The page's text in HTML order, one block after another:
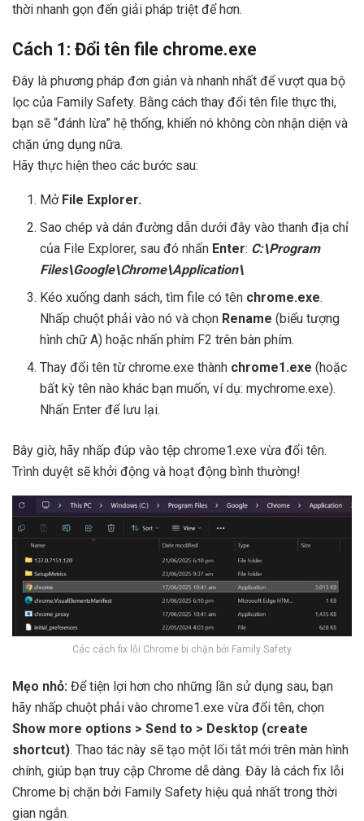
thời nhanh gọn đến giải pháp triệt để hơn.
Cách 1: Đổi tên file chrome.exe
Đây là phương pháp đơn giản và nhanh nhất để vượt qua bộ
lọc của Family Safety. Bằng cách thay đổi tên file thực thi,
bạn sẽ “đánh lừa” hệ thống, khiến nó không còn nhận diện và
chặn ứng dụng nữa.
Hãy thực hiện theo các bước sau:
Mở File Explorer.
Sao chép và dán đường dẫn dưới đây vào thanh địa chỉ
của File Explorer, sau đó nhấn Enter: C:\Program
Files\Google\Chrome\Application\
Kéo xuống danh sách, tìm file có tên chrome.exe.
Nhấp chuột phải vào nó và chọn Rename (biểu tượng
hình chữ A) hoặc nhấn phím F2 trên bàn phím.
Thay đổi tên từ chrome.exe thành chrome1.exe (hoặc
bất kỳ tên nào khác bạn muốn, ví dụ: mychrome.exe).
Nhấn Enter để lưu lại.
Bây giờ, hãy nhấp đúp vào tệp chrome1.exe vừa đổi tên.
Trình duyệt sẽ khởi động và hoạt động bình thường!
Các cách fix lỗi Chrome bị chặn bởi Family Safety
Mẹo nhỏ: Để tiện lợi hơn cho những lần sử dụng sau, bạn
hãy nhấp chuột phải vào chrome1.exe vừa đổi tên, chọn
Show more options > Send to > Desktop (create
shortcut). Thao tác này sẽ tạo một lối tắt mới trên màn hình
chính, giúp bạn truy cập Chrome dễ dàng. Đây là cách fix lỗi
Chrome bị chặn bởi Family Safety hiệu quả nhất trong thời
gian ngắn.